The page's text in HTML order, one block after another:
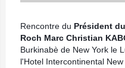
Rencontre du Président
Roch Marc Christian
Burkinabè de New York le
l'Hotel Intercontinental